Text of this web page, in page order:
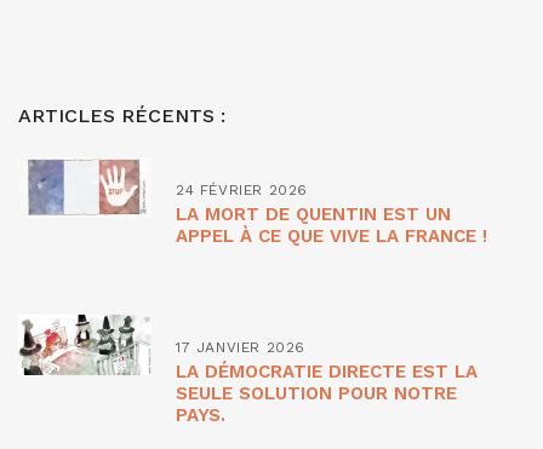
ARTICLES RÉCENTS :
24 FÉVRIER 2026
LA MORT DE QUENTIN EST UN
APPEL À CE QUE VIVE LA FRANCE !
17 JANVIER 2026
LA DÉMOCRATIE DIRECTE EST LA
SEULE SOLUTION POUR NOTRE
PAYS.